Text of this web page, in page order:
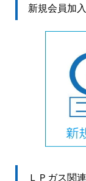
新規会員加
ＬＰガス関